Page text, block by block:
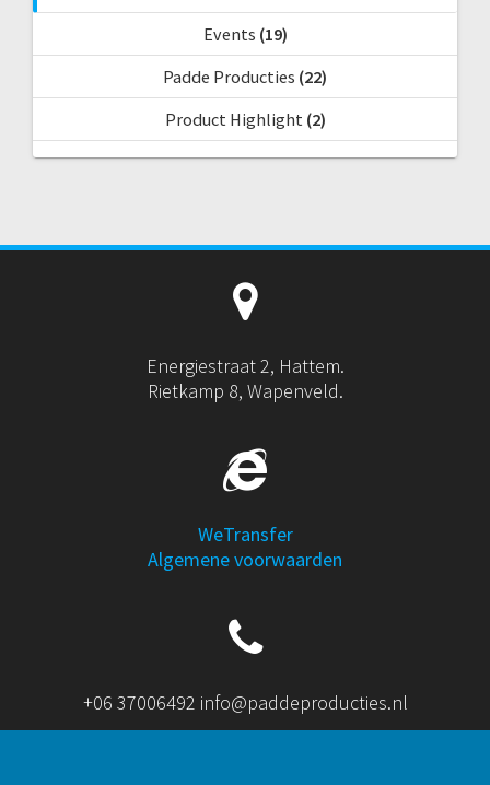
Events (19)
Padde Producties (22)
Product Highlight(2)
Energiestraat 2, Hattem.
Rietkamp 8, Wapenveld.
WeTransfer
Algemene voorwaarden
+06 37006492 info@paddeproducties.nl